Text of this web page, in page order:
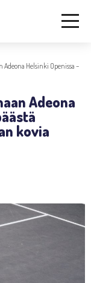
Helsinki Openissa –
Adeona
kovia